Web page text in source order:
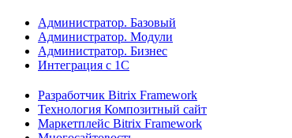
Администратор. Базовый
Администратор. Модули
Администратор. Бизнес
Интеграция с 1С
Разработчик Bitrix Framework
Технология Композитный сайт
Маркетплейс Bitrix Framework